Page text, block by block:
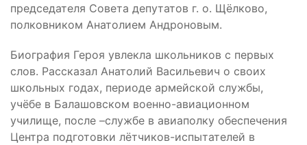
председателя Совета депутатов г. о. Щёлково,
полковником Анатолием Андроновым.
Биография Героя увлекла школьников с первых
слов. Рассказал Анатолий Васильевич о своих
школьных годах, периоде армейской службы,
учёбе в Балашовском военно-авиационном
училище, после –службе в авиаполку обеспечения
Центра подготовки лётчиков-испытателей в